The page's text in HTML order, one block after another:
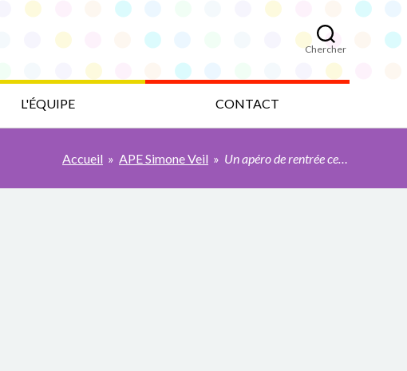
Chercher
L'ÉQUIPE CONTACT
Accueil » APE Simone Veil »